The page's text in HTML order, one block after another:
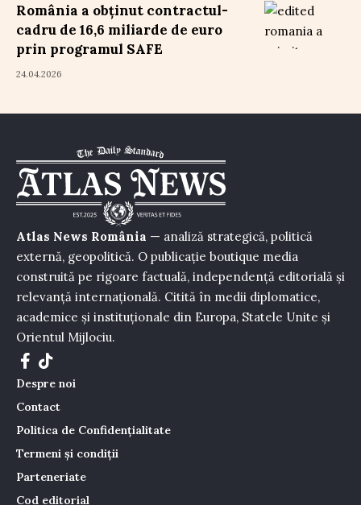
România a obținut contractul-
cadru de 16,6 miliarde de euro
prin programul SAFE
24.04.2026
Atlas News România — analiză strategică, politică
externă, geopolitică. O publicație boutique media
construită pe rigoare factuală, independență editorială și
relevanță internațională. Citită în medii diplomatice,
academice și instituționale din Europa, Statele Unite și
Orientul Mijlociu.
Despre noi
Contact
Politica de Confidențialitate
Termeni și condiții
Parteneriate
Cod editorial